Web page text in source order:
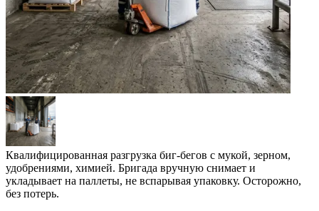
Квалифицированная разгрузка биг-бегов с мукой, зерном,
удобрениями, химией. Бригада вручную снимает и
укладывает на паллеты, не вспарывая упаковку. Осторожно,
без потерь.